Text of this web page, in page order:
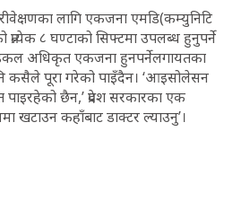
लागि एकजना एमडि(कम्युनिटि
८ घण्टाको सिफ्टमा उपलब्ध हुनुपर्ने
अधिकृत एकजना हुनपर्नेलगायतका
कसैले पूरा गरेको पाइँदैन। ‘आइसोलेसन
छैन,’ प्रदेश सरकारका एक
खटाउन कहाँबाट डाक्टर ल्याउनु’।